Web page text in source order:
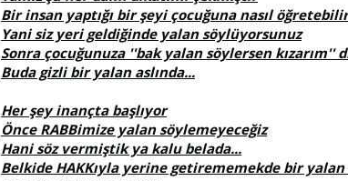
Bir insan yaptığı bir şeyi çocuğuna nasıl
Yani siz yeri geldiğinde yalan söylüyorsunuz
Sonra çocuğunuza ''bak yalan söylersen kızarım''
Buda gizli bir yalan aslında...
Her şey inançta başlıyor
Önce RABBimize yalan söylemeyeceğiz
Hani söz vermiştik ya kalu belada...
Belkide HAKKıyla yerine getirememekde bir yalan